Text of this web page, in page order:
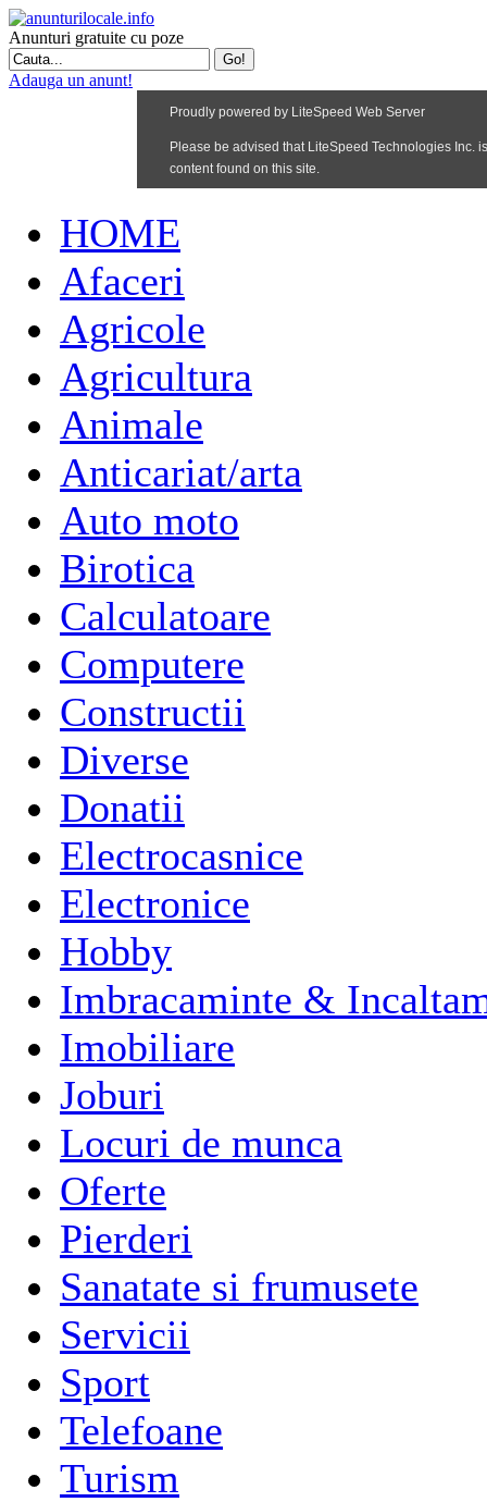
Anunturi gratuite cu poze
Adauga un anunt!
HOME
Afaceri
Agricole
Agricultura
Animale
Anticariat/arta
Auto moto
Birotica
Calculatoare
Computere
Constructii
Diverse
Donatii
Electrocasnice
Electronice
Hobby
Imbracaminte &
Imobiliare
Joburi
Locuri de munca
Oferte
Pierderi
Sanatate si frumusete
Servicii
Sport
Telefoane
Turism